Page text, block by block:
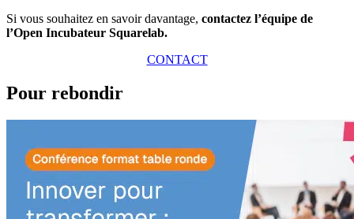
Si vous souhaitez en savoir davantage, contactez l’équipe de
l’Open Incubateur Squarelab.
CONTACT
Pour rebondir